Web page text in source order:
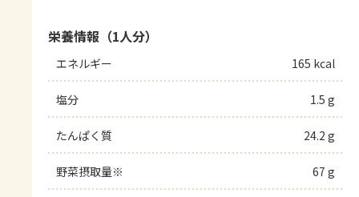
栄養情報（1人分）
エネルギー 165 kcal
塩分 1.5 g
たんぱく質 24.2 g
野菜摂取量※ 67 g